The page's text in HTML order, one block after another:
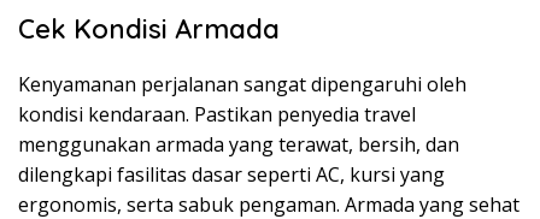
Cek Kondisi Armada
Kenyamanan perjalanan sangat dipengaruhi oleh
kondisi kendaraan. Pastikan penyedia travel
menggunakan armada yang terawat, bersih, dan
dilengkapi fasilitas dasar seperti AC, kursi yang
ergonomis, serta sabuk pengaman. Armada yang sehat